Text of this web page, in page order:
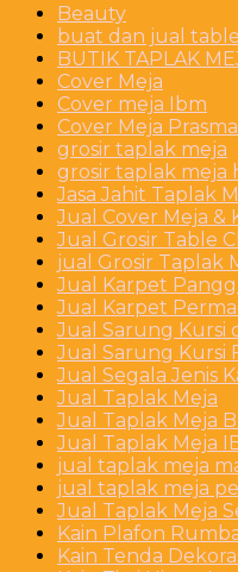
Beauty
buat dan jual
BUTIK TAPLAK
Cover Meja
Cover meja Ibm
Cover Meja
grosir taplak meja
grosir taplak meja
Jasa Jahit Taplak
Jual Cover Meja &
Jual Grosir Table
jual Grosir Taplak
Jual Karpet
Jual Karpet
Jual Sarung Kursi
Jual Sarung Kursi
Jual Segala Jenis
Jual Taplak Meja
Jual Taplak Meja
Jual Taplak Meja
jual taplak meja
jual taplak meja
Jual Taplak Meja
Kain Plafon
Kain Tenda